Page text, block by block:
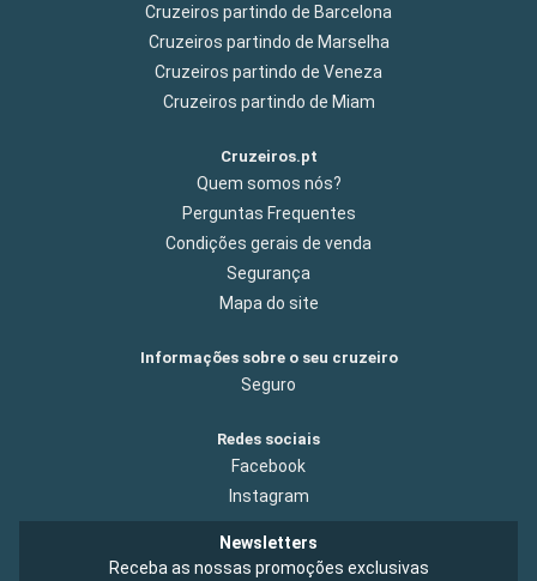
Cruzeiros partindo de Barcelona
Cruzeiros partindo de Marselha
Cruzeiros partindo de Veneza
Cruzeiros partindo de Miam
Cruzeiros.pt
Quem somos nós?
Perguntas Frequentes
Condições gerais de venda
Segurança
Mapa do site
Informações sobre o seu cruzeiro
Seguro
Redes sociais
Facebook
Instagram
Newsletters
Receba as nossas promoções exclusivas